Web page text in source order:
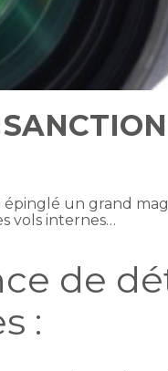
un grand
vols internes…
de
: